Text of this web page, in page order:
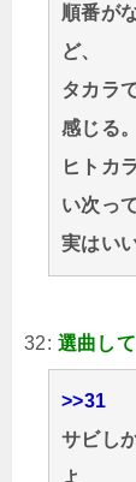
順番が
ど、
タカラ
感じる。
ヒトカ
い次っ
実はい
32: 選曲し
>>31
サビし
よ